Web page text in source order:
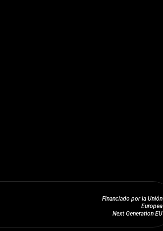
Financiado por la Unión
Europea
Next Generation EU